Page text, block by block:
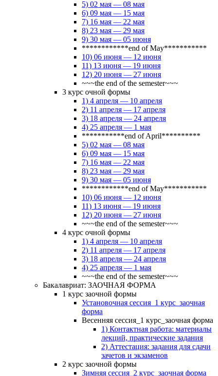
5) 02 мая — 08 мая
6) 09 мая — 15 мая
7) 16 мая — 22 мая
8) 23 мая — 29 мая
9) 30 мая — 05 июня
************end of May***********
10) 06 июня — 12 июня
11) 13 июня — 19 июня
12) 20 июня — 27 июня
~~~the end of the semester~~~
3 курс очной формы
1) 4 апреля — 10 апреля
2) 11 апреля — 17 апреля
3) 18 апреля — 24 апреля
4) 25 апреля — 1 мая
***********end of April**********
5) 02 мая — 08 мая
6) 09 мая — 15 мая
7) 16 мая — 22 мая
8) 23 мая — 29 мая
9) 30 мая — 05 июня
************end of May***********
10) 06 июня — 12 июня
11) 13 июня — 19 июня
12) 20 июня — 27 июня
~~~the end of the semester~~~
4 курс очной формы
1) 4 апреля — 10 апреля
2) 11 апреля — 17 апреля
3) 18 апреля — 24 апреля
4) 25 апреля — 1 мая
~~~the end of the semester~~~
Бакалавриат: ЗАОЧНАЯ ФОРМА
1 курс заочной формы
Установочная сессия_1 курс_заочная
форма
Весенняя сессия_1 курс_заочная форма
1) Контактная работа: материалы
лекций, практические задания
2) Аттестация: задания для сдачи
зачетов и экзаменов
2 курс заочной формы
Зимняя сессия_2 курс_заочная форма